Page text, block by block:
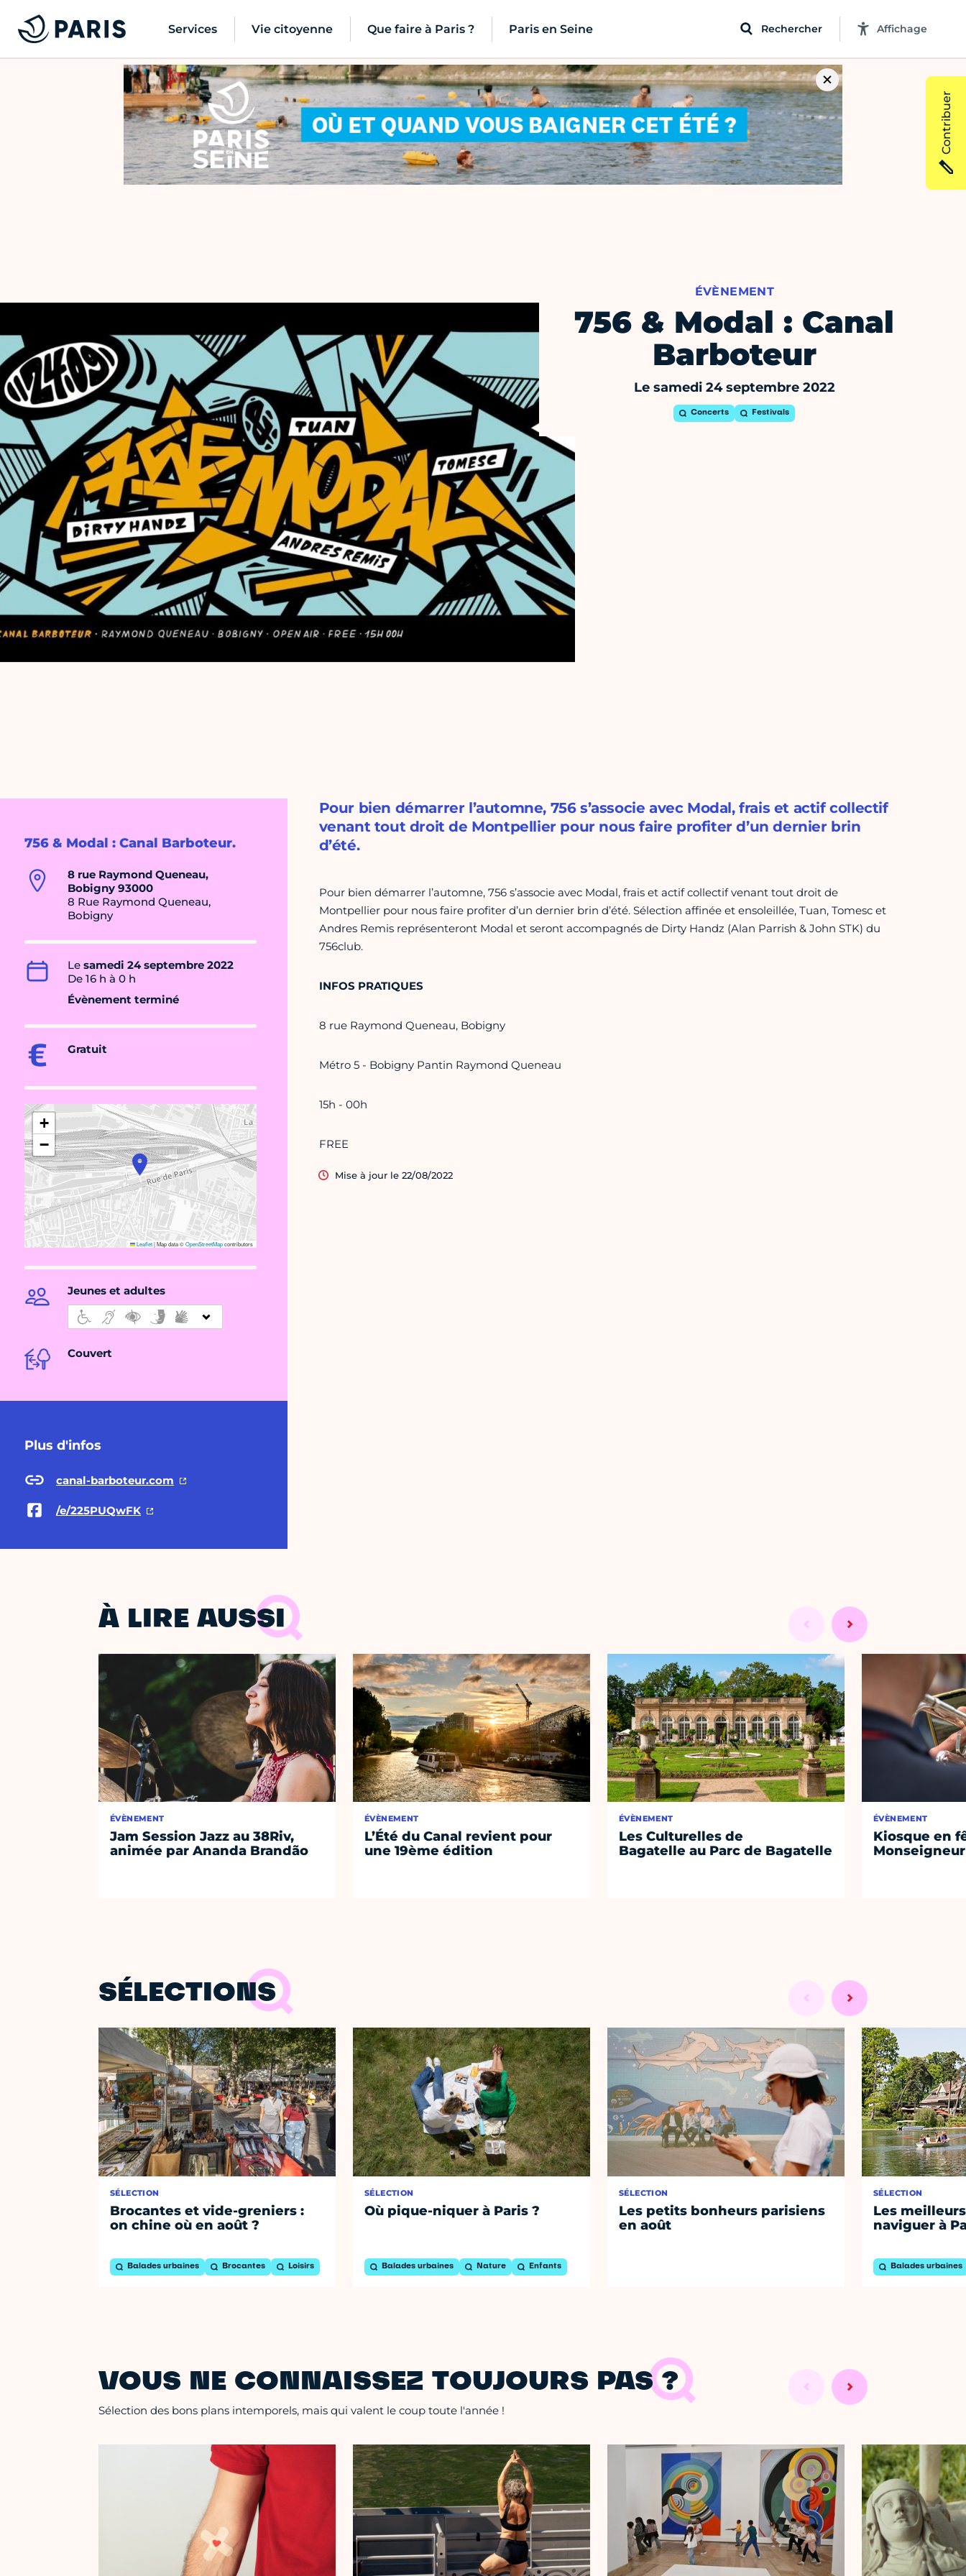
Services Vie citoyenne Que faire à Paris ? Paris en Seine Rechercher Affichage
ÉVÈNEMENT
756 & Modal : Canal
Barboteur
Le samedi 24 septembre 2022
Concerts Festivals
756 & Modal : Canal Barboteur.
8 rue Raymond Queneau,
Bobigny 93000
8 Rue Raymond Queneau,
Bobigny
Le samedi 24 septembre 2022
De 16 h à 0 h
Évènement terminé
Gratuit
+
−
Leaflet|Map data ©OpenStreetMapcontributors
Jeunes et adultes
Couvert
Plus d'infos
canal-barboteur.com
/e/225PUQwFK
Pour bien démarrer l’automne, 756 s’associe avec Modal, frais et actif collectif
venant tout droit de Montpellier pour nous faire profiter d’un dernier brin
d’été.
Pour bien démarrer l’automne, 756 s’associe avec Modal, frais et actif collectif venant tout droit de
Montpellier pour nous faire profiter d’un dernier brin d’été. Sélection affinée et ensoleillée, Tuan, Tomesc et
Andres Remis représenteront Modal et seront accompagnés de Dirty Handz (Alan Parrish & John STK) du
756club.
INFOS PRATIQUES
8 rue Raymond Queneau, Bobigny
Métro 5 - Bobigny Pantin Raymond Queneau
15h - 00h
FREE
Mise à jour le 22/08/2022
À LIRE AUSSI
ÉVÈNEMENT
Jam Session Jazz au 38Riv,
animée par Ananda Brandão
ÉVÈNEMENT
L’Été du Canal revient pour
une 19ème édition
ÉVÈNEMENT
Les Culturelles de
Bagatelle au Parc de Bagatelle
ÉVÈNEMENT
Kiosque en
SÉLECTIONS
SÉLECTION
Brocantes et vide-greniers :
on chine où en août ?
Balades urbaines Brocantes Loisirs
SÉLECTION
Où pique-niquer à Paris ?
Balades urbaines Nature Enfants
SÉLECTION
Les petits bonheurs parisiens
en août
SÉLECTION
Les
naviguer à
Balades urbaines
VOUS NE CONNAISSEZ TOUJOURS PAS ?
Sélection des bons plans intemporels, mais qui valent le coup toute l'année !
Contribuer